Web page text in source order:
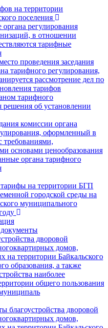
на территории
поселения
регулирования
в отношении
тарифные
проведения заседания
тарифного регулирования,
рассмотрение дел по
тарифов
тарифного
решения об установлении
комиссии органа
оформленный в
требованиями,
основами ценообразования
органа тарифного
на территории БГП
городской среды на
муниципального
дворовой
домов,
на территории Байкальского
образования, а также
наиболее
общего пользования
благоустройства дворовой
домов,